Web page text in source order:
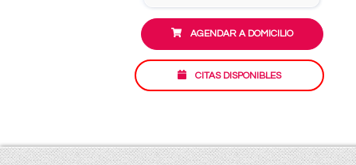
AGENDAR A DOMICILIO
CITAS DISPONIBLES